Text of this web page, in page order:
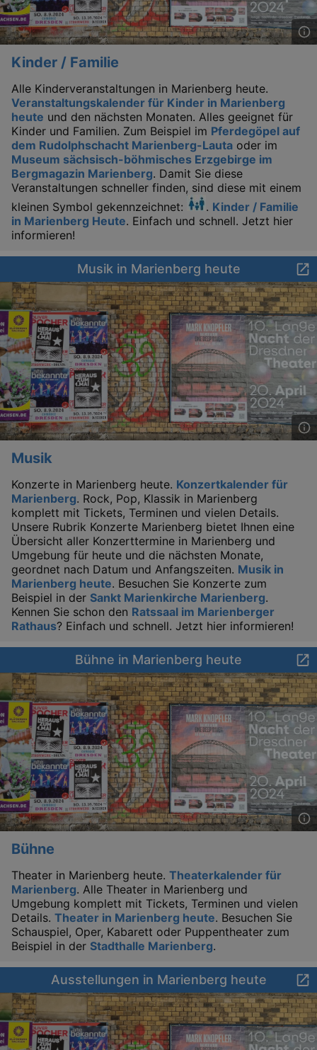
Kinder / Familie
Alle Kinderveranstaltungen in Marienberg heute.
Veranstaltungskalender für Kinder in Marienberg
heute und den nächsten Monaten. Alles geeignet für
Kinder und Familien. Zum Beispiel im Pferdegöpel auf
dem Rudolphschacht Marienberg-Lauta oder im
Museum sächsisch-böhmisches Erzgebirge im
Bergmagazin Marienberg. Damit Sie diese
Veranstaltungen schneller finden, sind diese mit einem
kleinen Symbol gekennzeichnet:
. Kinder / Familie
in Marienberg Heute. Einfach und schnell. Jetzt hier
informieren!
Musik in Marienberg heute
Musik
Konzerte in Marienberg heute. Konzertkalender für
Marienberg. Rock, Pop, Klassik in Marienberg
komplett mit Tickets, Terminen und vielen Details.
Unsere Rubrik Konzerte Marienberg bietet Ihnen eine
Übersicht aller Konzerttermine in Marienberg und
Umgebung für heute und die nächsten Monate,
geordnet nach Datum und Anfangszeiten. Musik in
Marienberg heute. Besuchen Sie Konzerte zum
Beispiel in der Sankt Marienkirche Marienberg.
Kennen Sie schon den Ratssaal im Marienberger
Rathaus? Einfach und schnell. Jetzt hier informieren!
Bühne in Marienberg heute
Bühne
Theater in Marienberg heute. Theaterkalender für
Marienberg. Alle Theater in Marienberg und
Umgebung komplett mit Tickets, Terminen und vielen
Details. Theater in Marienberg heute. Besuchen Sie
Schauspiel, Oper, Kabarett oder Puppentheater zum
Beispiel in der Stadthalle Marienberg.
Ausstellungen in Marienberg heute